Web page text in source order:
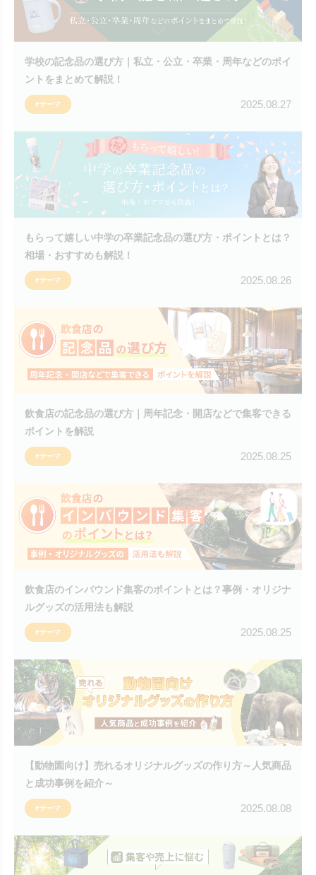
学校の記念品の選び方｜私立・公立・卒業・周年などのポイ
ントをまとめて解説！
#テーマ 2025.08.27
もらって嬉しい中学の卒業記念品の選び方・ポイントとは？
相場・おすすめも解説！
#テーマ 2025.08.26
飲食店の記念品の選び方｜周年記念・開店などで集客できる
ポイントを解説
#テーマ 2025.08.25
飲食店のインバウンド集客のポイントとは？事例・オリジナ
ルグッズの活用法も解説
#テーマ 2025.08.25
【動物園向け】売れるオリジナルグッズの作り方～人気商品
と成功事例を紹介～
#テーマ 2025.08.08